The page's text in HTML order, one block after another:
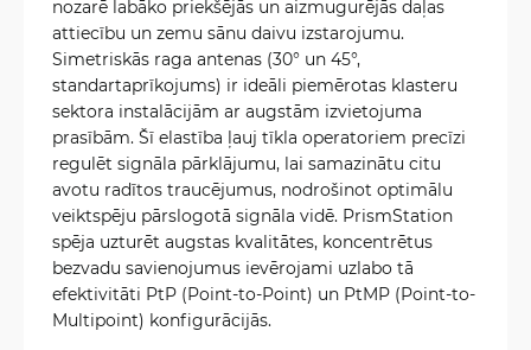
nozarē labāko priekšējās un aizmugurējās daļas
attiecību un zemu sānu daivu izstarojumu.
Simetriskās raga antenas (30° un 45°,
standartaprīkojums) ir ideāli piemērotas klasteru
sektora instalācijām ar augstām izvietojuma
prasībām. Šī elastība ļauj tīkla operatoriem precīzi
regulēt signāla pārklājumu, lai samazinātu citu
avotu radītos traucējumus, nodrošinot optimālu
veiktspēju pārslogotā signāla vidē. PrismStation
spēja uzturēt augstas kvalitātes, koncentrētus
bezvadu savienojumus ievērojami uzlabo tā
efektivitāti PtP (Point-to-Point) un PtMP (Point-to-
Multipoint) konfigurācijās.